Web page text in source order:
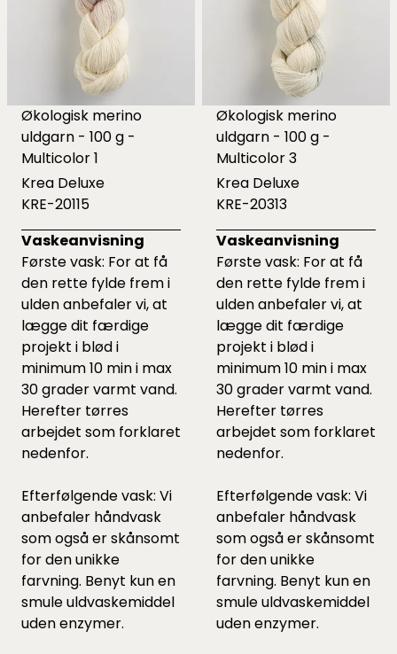
Økologisk merino
uldgarn - 100 g -
Multicolor 1
Krea Deluxe
KRE-20115
Vaskeanvisning
Første vask: For at få
den rette fylde frem i
ulden anbefaler vi, at
lægge dit færdige
projekt i blød i
minimum 10 min i max
30 grader varmt vand.
Herefter tørres
arbejdet som forklaret
nedenfor.
Efterfølgende vask: Vi
anbefaler håndvask
som også er skånsomt
for den unikke
farvning. Benyt kun en
smule uldvaskemiddel
uden enzymer.
Økologisk merino
uldgarn - 100 g -
Multicolor 3
Krea Deluxe
KRE-20313
Vaskeanvisning
Første vask: For at få
den rette fylde frem i
ulden anbefaler vi, at
lægge dit færdige
projekt i blød i
minimum 10 min i max
30 grader varmt vand.
Herefter tørres
arbejdet som forklaret
nedenfor.
Efterfølgende vask: Vi
anbefaler håndvask
som også er skånsomt
for den unikke
farvning. Benyt kun en
smule uldvaskemiddel
uden enzymer.